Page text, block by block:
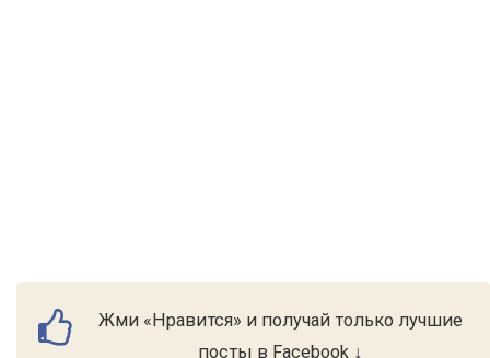
Жми «Нравится» и получай только лучшие
посты в Facebook ↓